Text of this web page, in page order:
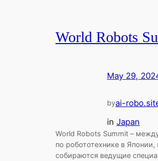
World Robots
May 29,
byai-
in Japan
World Robots Summit –
по робототехнике в Японии,
собираются ведущие